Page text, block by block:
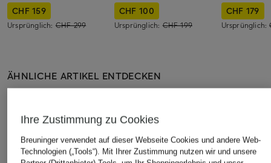
CHF 159
Ursprünglich: CHF 299
CHF 100
Ursprünglich:CHF 199
CHF 179
Ursprünglich:
ÄHNLICHE ARTIKEL ENTDECKEN
Ihre Zustimmung zu Cookies
Breuninger verwendet auf dieser Webseite Cookies und andere Web-
Technologien („Tools“). Mit Ihrer Zustimmung nutzen wir und unsere